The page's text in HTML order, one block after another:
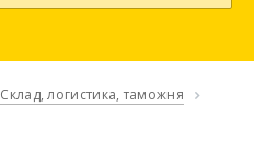
Склад, логистика, таможня